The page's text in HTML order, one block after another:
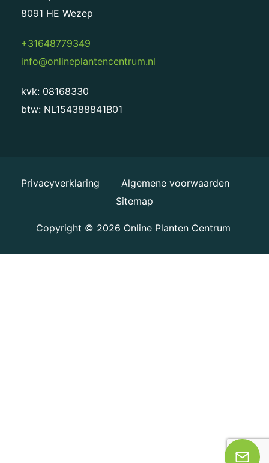
8091 HE Wezep
+31648779349
info@onlineplantencentrum.nl
kvk: 08168330
btw: NL154388841B01
Privacyverklaring
Algemene voorwaarden
Sitemap
Copyright © 2026 Online Planten Centrum